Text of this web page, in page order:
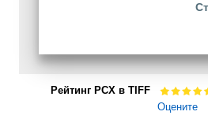
Рейтинг PCX в TIFF
Оцените